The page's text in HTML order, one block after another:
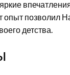
позволил
детства.